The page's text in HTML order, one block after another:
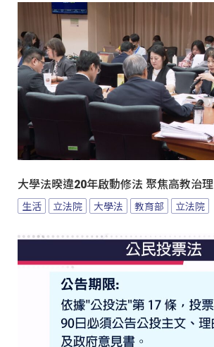
大學法暌違20年啟動修法 聚焦高教治理
生活 立法院 大學法 教育部 立法院